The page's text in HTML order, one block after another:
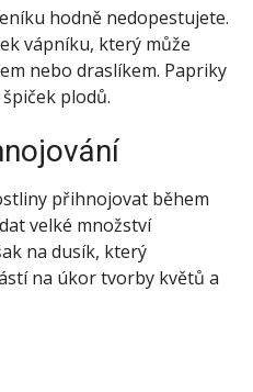
hodně nedopestujete.
vápníku, který může
nebo draslíkem. Papriky
plodů.
přihnojovat během
velké množství
na dusík, který
na úkor tvorby květů a